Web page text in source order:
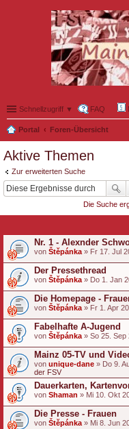
Schnellzugriff ▼ FAQ
Portal Foren-Übersicht
Aktive Themen
Zur erweiterten Suche
Die Suche
Nr. 1 - Alexnder
von Štěpánka » Fr 17. Jul
Der Pressethread
von Štěpánka » Do 1. Jan
Die Homepage -
von Štěpánka » Fr 1. Apr
Fabelhafte A-Jugend
von Štěpánka » So 25. Sep
Mainz 05-TV und
von unique-dane » Do 9.
der FSV
Dauerkarten,
von Shaman » Mi 10. Okt
Die Presse - Frauen
von Štěpánka » Mi 8. Jun